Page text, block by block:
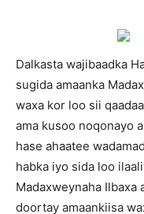
Dalkasta wajibaadka
sugida amaanka
waxa kor loo sii
ama kusoo noqonayo
hase ahaatee
habka iyo sida loo
Madaxweynaha Ilbaxa
doortay amaankiisa